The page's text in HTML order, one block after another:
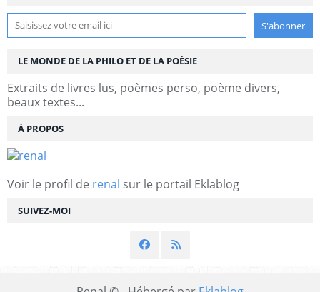
SUIVEZ-MOI
LE MONDE DE LA PHILO ET DE LA POÉSIE
Extraits de livres lus, poèmes perso, poème divers,
beaux textes...
À PROPOS
Voir le profil de renal sur le portail Eklablog